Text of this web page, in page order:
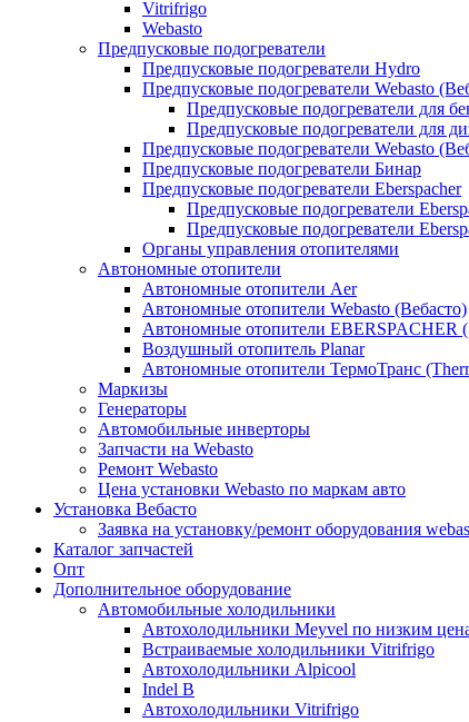
Vitrifrigo
Webasto
Предпусковые подогреватели
Предпусковые подогреватели Hydro
Предпусковые подогреватели Webasto
Предпусковые подогреватели для
Предпусковые подогреватели для
Предпусковые подогреватели Webasto
Предпусковые подогреватели Бинар
Предпусковые подогреватели Eberspacher
Предпусковые подогреватели
Предпусковые подогреватели
Органы управления отопителями
Автономные отопители
Автономные отопители Аer
Автономные отопители Webasto (Вебасто)
Автономные отопители EBERSPACHER
Воздушный отопитель Planar
Автономные отопители ТермоТранс
Маркизы
Генераторы
Автомобильные инверторы
Запчасти на Webasto
Ремонт Webasto
Цена установки Webasto по маркам авто
Установка Вебасто
Заявка на установку/ремонт оборудования
Каталог запчастей
Опт
Дополнительное оборудование
Автомобильные холодильники
Автохолодильники Meyvel по низким
Встраиваемые холодильники Vitrifrigo
Автохолодильники Alpicool
Indel B
Автохолодильники Vitrifrigo